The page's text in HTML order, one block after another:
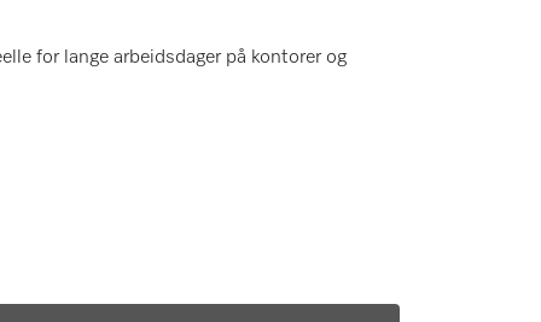
for lange arbeidsdager på kontorer og